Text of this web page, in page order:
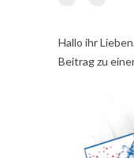
Hallo ihr
Beitrag zu